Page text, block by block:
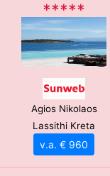
*****
Agios Nikolaos
Lassithi Kreta
v.a. € 960